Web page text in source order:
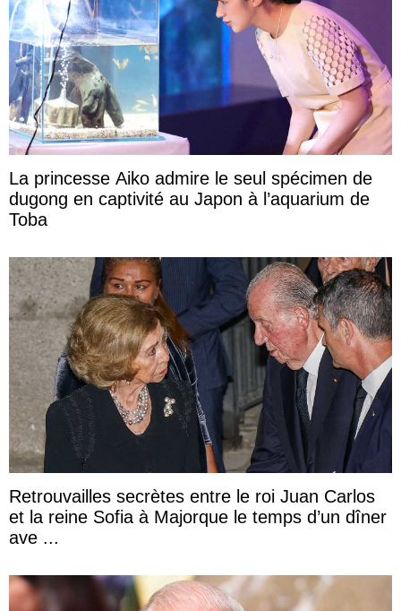
La princesse Aiko admire le seul spécimen de
dugong en captivité au Japon à l’aquarium de
Toba
Retrouvailles secrètes entre le roi Juan Carlos
et la reine Sofia à Majorque le temps d’un dîner
ave ...